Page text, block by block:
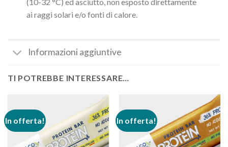
ai raggi solari e/o fonti di calore.
Informazioni aggiuntive
TI POTREBBE INTERESSARE…
In offerta! In offerta!